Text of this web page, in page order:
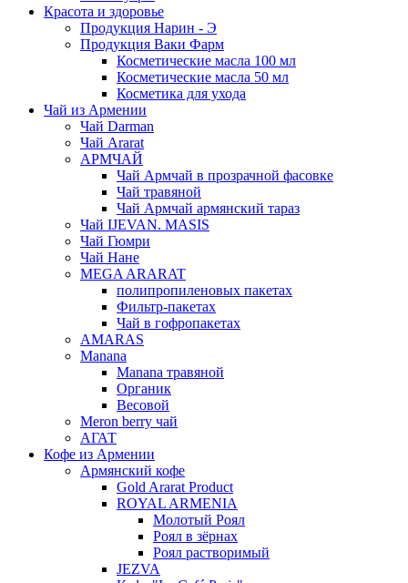
Красота и здоровье
Продукция Нарин - Э
Продукция Ваки Фарм
Косметические масла 100 мл
Косметические масла 50 мл
Косметика для ухода
Чай из Армении
Чай Darman
Чай Ararat
АРМЧАЙ
Чай Армчай в прозрачной фасовке
Чай травяной
Чай Армчай армянский тараз
Чай IJEVAN. MASIS
Чай Гюмри
Чай Нане
MEGA ARARAT
полипропиленовых пакетах
Фильтр-пакетах
Чай в гофропакетах
AMARAS
Manana
Manana травяной
Органик
Весовой
Meron berry чай
АГАТ
Кофе из Армении
Армянский кофе
Gold Ararat Product
ROYAL ARMENIA
Молотый Роял
Роял в зёрнах
Роял растворимый
JEZVA